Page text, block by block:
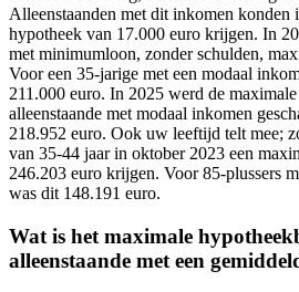
Alleenstaanden met dit inkomen konden
hypotheek van 17.000 euro krijgen. In
met minimumloon, zonder schulden,
Voor een 35-jarige met een modaal
211.000 euro. In 2025 werd de
alleenstaande met modaal inkomen
218.952 euro. Ook uw leeftijd telt mee;
van 35-44 jaar in oktober 2023 een
246.203 euro krijgen. Voor 85-plussers
was dit 148.191 euro.
Wat is het maximale
alleenstaande met een